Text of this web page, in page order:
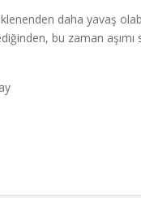
daha yavaş
bu zaman